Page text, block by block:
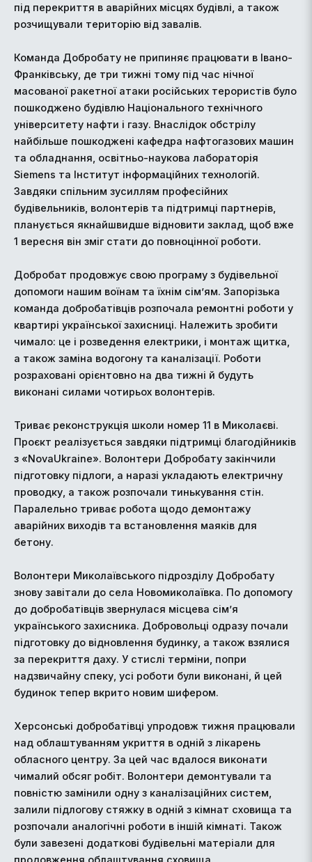
під перекриття в аварійних місцях будівлі, а також
розчищували територію від завалів.
Команда Добробату не припиняє працювати в Івано-
Франківську, де три тижні тому під час нічної
масованої ракетної атаки російських терористів було
пошкоджено будівлю Національного технічного
університету нафти і газу. Внаслідок обстрілу
найбільше пошкоджені кафедра нафтогазових машин
та обладнання, освітньо-наукова лабораторія
Siemens та Інститут інформаційних технологій.
Завдяки спільним зусиллям професійних
будівельників, волонтерів та підтримці партнерів,
планується якнайшвидше відновити заклад, щоб вже
1 вересня він зміг стати до повноцінної роботи.
Добробат продовжує свою програму з будівельної
допомоги нашим воїнам та їхнім сім’ям. Запорізька
команда добробатівців розпочала ремонтні роботи у
квартирі української захисниці. Належить зробити
чимало: це і розведення електрики, і монтаж щитка,
а також заміна водогону та каналізації. Роботи
розраховані орієнтовно на два тижні й будуть
виконані силами чотирьох волонтерів.
Триває реконструкція школи номер 11 в Миколаєві.
Проєкт реалізується завдяки підтримці благодійників
з «NovaUkraine». Волонтери Добробату закінчили
підготовку підлоги, а наразі укладають електричну
проводку, а також розпочали тинькування стін.
Паралельно триває робота щодо демонтажу
аварійних виходів та встановлення маяків для
бетону.
Волонтери Миколаївського підрозділу Добробату
знову завітали до села Новомиколаївка. По допомогу
до добробатівців звернулася місцева сім’я
українського захисника. Добровольці одразу почали
підготовку до відновлення будинку, а також взялися
за перекриття даху. У стислі терміни, попри
надзвичайну спеку, усі роботи були виконані, й цей
будинок тепер вкрито новим шифером.
Херсонські добробатівці упродовж тижня працювали
над облаштуванням укриття в одній з лікарень
обласного центру. За цей час вдалося виконати
чималий обсяг робіт. Волонтери демонтували та
повністю замінили одну з каналізаційних систем,
залили підлогову стяжку в одній з кімнат сховища та
розпочали аналогічні роботи в іншій кімнаті. Також
були завезені додаткові будівельні матеріали для